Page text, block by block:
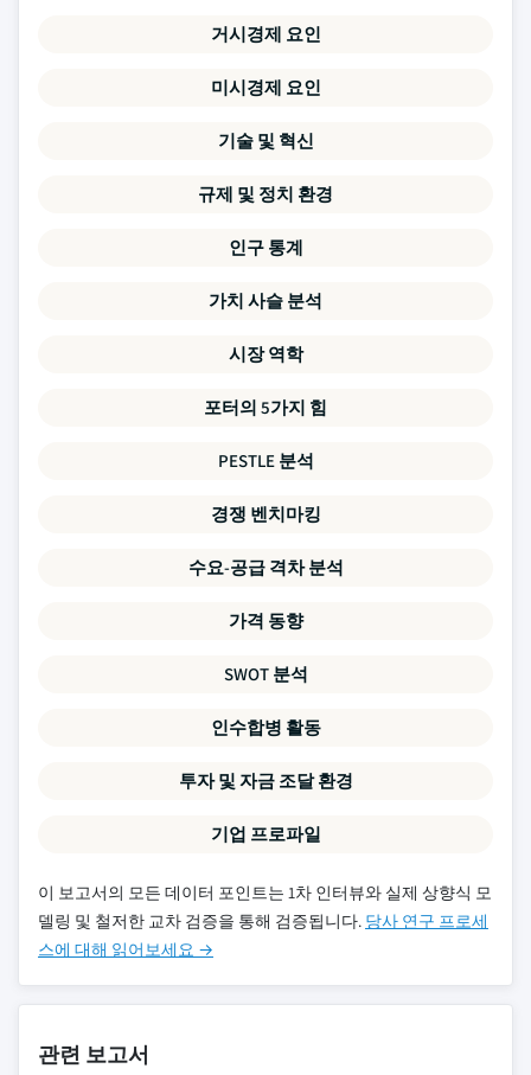
거시경제 요인
미시경제 요인
기술 및 혁신
규제 및 정치 환경
인구 통계
가치 사슬 분석
시장 역학
포터의 5가지 힘
PESTLE 분석
경쟁 벤치마킹
수요-공급 격차 분석
가격 동향
SWOT 분석
인수합병 활동
투자 및 자금 조달 환경
기업 프로파일
이 보고서의 모든 데이터 포인트는 1차 인터뷰와 실제 상향식 모
델링 및 철저한 교차 검증을 통해 검증됩니다. 당사 연구 프로세
스에 대해 읽어보세요 →
관련 보고서